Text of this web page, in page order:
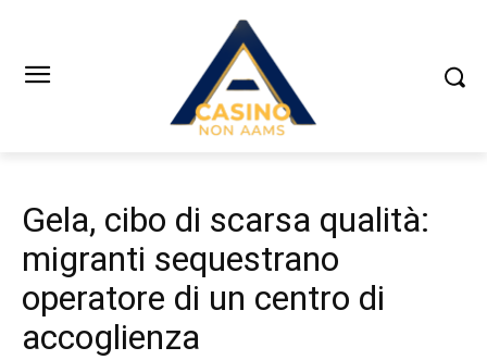
Gela, cibo di scarsa qualità:
migranti sequestrano
operatore di un centro di
accoglienza